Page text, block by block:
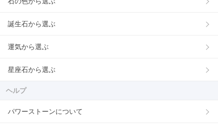
誕生石から選ぶ
運気から選ぶ
星座石から選ぶ
ヘルプ
パワーストーンについて